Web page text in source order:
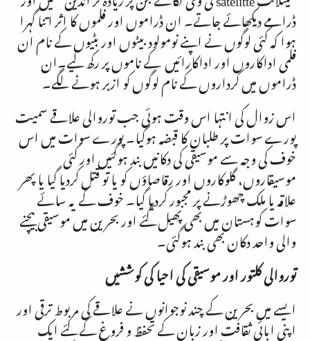
ڈرامے دیکھائے جاتے۔ ان ڈراموں اور فلموں کا اثر اتنا گہرا
ہوا کہ کئی لوگوں نے اپنے نومولود بیٹوں اور بٹیوں کے نام ان
فلمی اداکاروں اور اداکارائیں کے ناموں پر رکھ لیے۔ان
ڈراموں میں کرداروں کے نام لوگوں کو ازبر ہونے لگے۔
اس زوال کی انتہا اس وقت ہوئی جب توروالی علاقے سمیت
پورے سوات پر طلبان کا قبضہ ہوگیا۔ پورے سوات میں اس
خوف کی وجہ سے موسیقی کی دکانیں بند ہوگئیں اور کئی
موسیقاروں، گلوکاروں اور رقاصاؤں کو یا تو قتل کردیا گیا یا پھر
علاقہ یا ملک چھوڑنے پر مجبور کردیا گیا۔ خوف کے یہ سائے
سوات کوہستان میں بھی پھیل گئے اور بحرین میں موسیقی بیچنے
والی واحد دکان بھی بند ہوگئی۔
توروالی کلتور اور موسیقی کی احیا کی کوششیں
ایسے میں بحرین کے چند نوجوانوں نے علاقے کی مربوط ترقی اور
اپنی ابائی ثقافت اور زبان کے تحفظ و فروغ کے لئے ایک